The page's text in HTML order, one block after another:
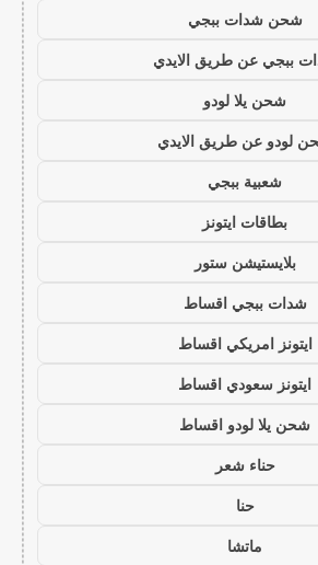
شحن شدات ببجي
ببجي عن طريق الايدي
شحن يلا لودو
لودو عن طريق الايدي
شعبية ببجي
بطاقات ايتونز
بلايستيشن ستور
شدات ببجي اقساط
ايتونز امريكي اقساط
ايتونز سعودي اقساط
شحن يلا لودو اقساط
حناء شعر
حنا
ماتشا